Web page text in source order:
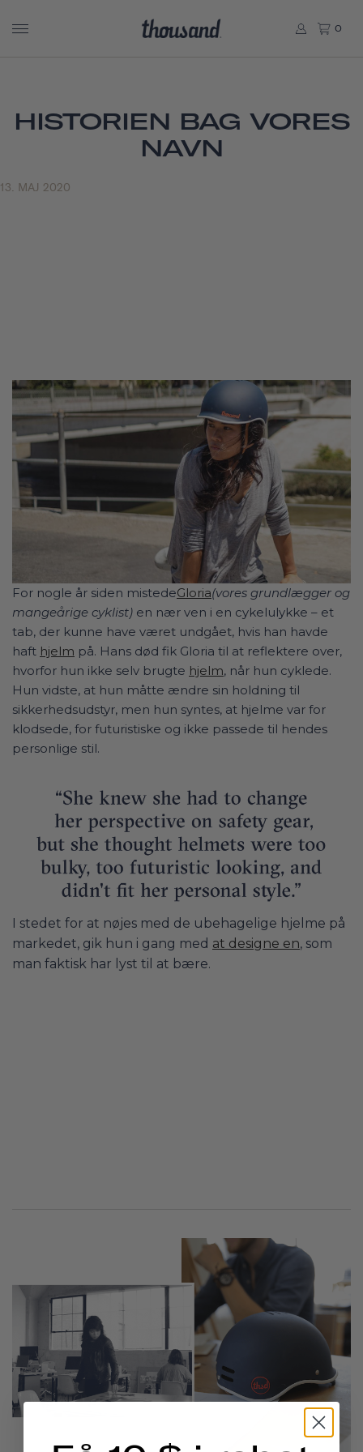
0
HISTORIEN BAG VORES
NAVN
13. MAJ 2020
For nogle år siden mistedeGloria(vores grundlægger og
mangeårige cyklist) en nær ven i en cykelulykke – et
tab, der kunne have været undgået, hvis han havde
haft hjelm på. Hans død fik Gloria til at reflektere over,
hvorfor hun ikke selv brugte hjelm, når hun cyklede.
Hun vidste, at hun måtte ændre sin holdning til
sikkerhedsudstyr, men hun syntes, at hjelme var for
klodsede, for futuristiske og ikke passede til hendes
personlige stil.
I stedet for at nøjes med de ubehagelige hjelme på
markedet, gik hun i gang med at designe en, som
man faktisk har lyst til at bære.